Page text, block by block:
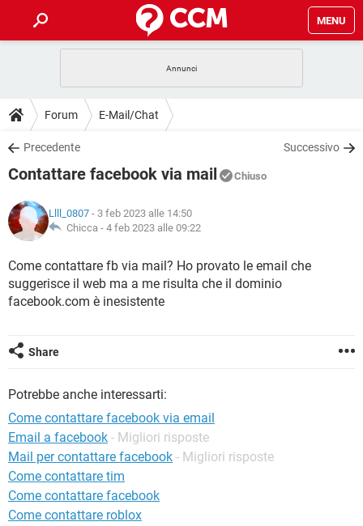
MENU
INTRATTENIMENTO
iOS
INSTAGRAM WHATSAPP
TIKTOK
HARDWARE
GUIDE
COVID-19
INSTAGRAM
TIKTOK
HARDWARE
DOWNLOAD
COVID-19 GAMING
INTRATTENIMENTO
iOS WINDOWS 10
TIKTOK FACEBOOK
COVID-19
INTRATTENIMENTO
iOS WINDOWS 10
INSTAGRAM
HARDWARE
GLOSSARIO
INTRATTENIMENTO ANDROID
INSTAGRAM
HARDWARE
Forum E-Mail/Chat
Precedente Successivo
Contattare facebook via mail Chiuso
Llll_0807 - 3 feb 2023 alle 14:50
Chicca - 4 feb 2023 alle 09:22
Come contattare fb via mail? Ho provato le email che
suggerisce il web ma a me risulta che il dominio
facebook.com è inesistente
Share
Potrebbe anche interessarti:
Come contattare facebook via email
Email a facebook - Migliori risposte
Mail per contattare facebook - Migliori risposte
Come contattare tim
Come contattare facebook
Come contattare roblox